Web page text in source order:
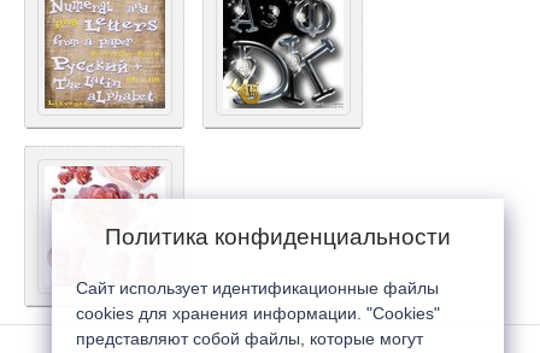
Политика конфиденциальности
Сайт использует идентификационные файлы
cookies для хранения информации. "Cookies"
представляют собой файлы, которые могут